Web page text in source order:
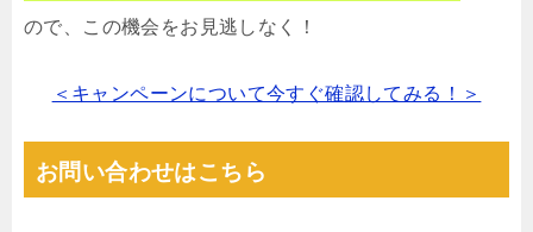
ので、この機会をお見逃しなく！
＜キャンペーンについて今すぐ確認してみる！＞
お問い合わせはこちら